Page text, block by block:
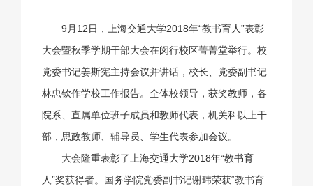
9月12日，上海交通大学2018年“教书育人”表彰
大会暨秋季学期干部大会在闵行校区菁菁堂举行。校
党委书记姜斯宪主持会议并讲话，校长、党委副书记
林忠钦作学校工作报告。全体校领导，获奖教师，各
院系、直属单位班子成员和教师代表，机关科以上干
部，思政教师、辅导员、学生代表参加会议。
大会隆重表彰了上海交通大学2018年“教书育
人”奖获得者。国务学院党委副书记谢玮荣获“教书育